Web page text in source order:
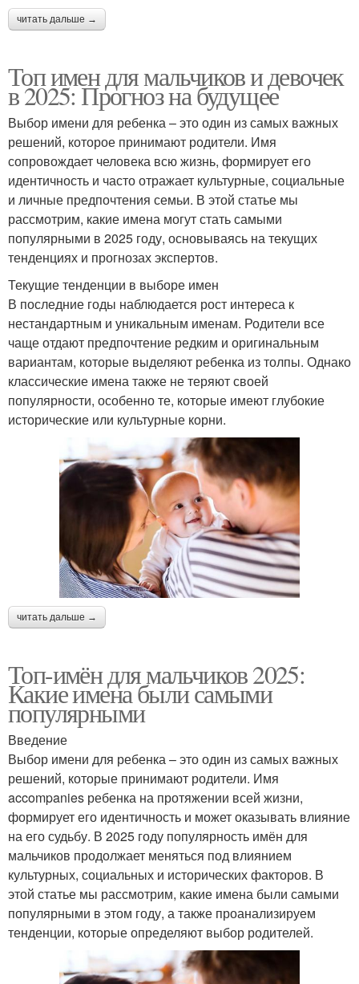
читать дальше →
Топ имен для мальчиков и девочек
в 2025: Прогноз на будущее
Выбор имени для ребенка – это один из самых важных
решений, которое принимают родители. Имя
сопровождает человека всю жизнь, формирует его
идентичность и часто отражает культурные, социальные
и личные предпочтения семьи. В этой статье мы
рассмотрим, какие имена могут стать самыми
популярными в 2025 году, основываясь на текущих
тенденциях и прогнозах экспертов.
Текущие тенденции в выборе имен
В последние годы наблюдается рост интереса к
нестандартным и уникальным именам. Родители все
чаще отдают предпочтение редким и оригинальным
вариантам, которые выделяют ребенка из толпы. Однако
классические имена также не теряют своей
популярности, особенно те, которые имеют глубокие
исторические или культурные корни.
читать дальше →
Топ-имён для мальчиков 2025:
Какие имена были самыми
популярными
Введение
Выбор имени для ребенка – это один из самых важных
решений, которые принимают родители. Имя
accompanies ребенка на протяжении всей жизни,
формирует его идентичность и может оказывать влияние
на его судьбу. В 2025 году популярность имён для
мальчиков продолжает меняться под влиянием
культурных, социальных и исторических факторов. В
этой статье мы рассмотрим, какие имена были самыми
популярными в этом году, а также проанализируем
тенденции, которые определяют выбор родителей.